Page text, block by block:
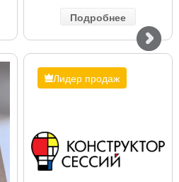
Подробнее
Лидер продаж